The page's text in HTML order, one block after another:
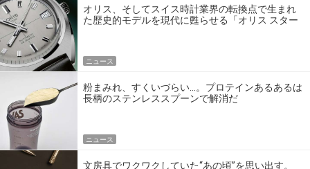
オリス、そしてスイス時計業界の転換点で生まれ
た歴史的モデルを現代に甦らせる「オリス スター
ニュース
粉まみれ、すくいづらい…。プロテインあるあるは
長柄のステンレススプーンで解消だ
ニュース
文房具でワクワクしていた“あの頃”を思い出す。